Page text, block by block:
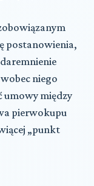
postanowienia,
niego
umowy między
pierwokupu
„punkt